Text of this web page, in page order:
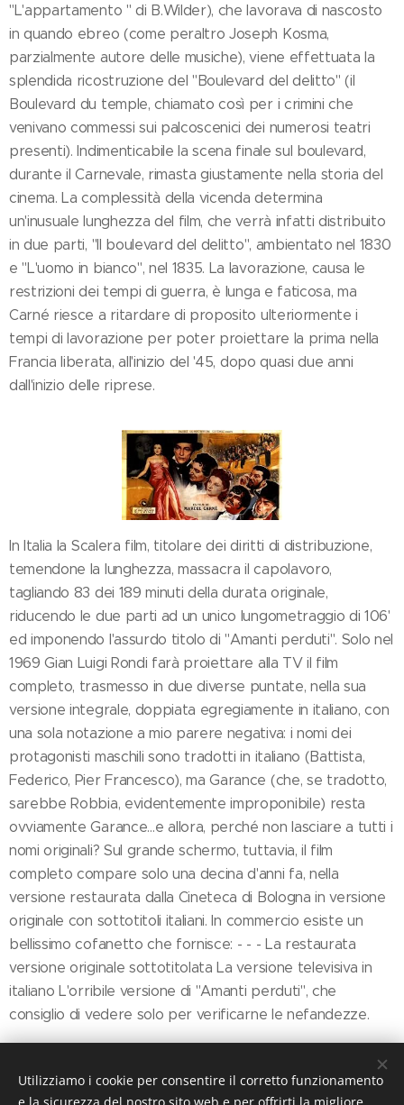
"L'appartamento " di B.Wilder), che lavorava di nascosto
in quando ebreo (come peraltro Joseph Kosma,
parzialmente autore delle musiche), viene effettuata la
splendida ricostruzione del "Boulevard del delitto" (il
Boulevard du temple, chiamato così per i crimini che
venivano commessi sui palcoscenici dei numerosi teatri
presenti). Indimenticabile la scena finale sul boulevard,
durante il Carnevale, rimasta giustamente nella storia del
cinema. La complessità della vicenda determina
un'inusuale lunghezza del film, che verrà infatti distribuito
in due parti, "Il boulevard del delitto", ambientato nel 1830
e "L'uomo in bianco", nel 1835. La lavorazione, causa le
restrizioni dei tempi di guerra, è lunga e faticosa, ma
Carné riesce a ritardare di proposito ulteriormente i
tempi di lavorazione per poter proiettare la prima nella
Francia liberata, all'inizio del '45, dopo quasi due anni
dall'inizio delle riprese.
In Italia la Scalera film, titolare dei diritti di distribuzione,
temendone la lunghezza, massacra il capolavoro,
tagliando 83 dei 189 minuti della durata originale,
riducendo le due parti ad un unico lungometraggio di 106'
ed imponendo l'assurdo titolo di "Amanti perduti". Solo nel
1969 Gian Luigi Rondi farà proiettare alla TV il film
completo, trasmesso in due diverse puntate, nella sua
versione integrale, doppiata egregiamente in italiano, con
una sola notazione a mio parere negativa: i nomi dei
protagonisti maschili sono tradotti in italiano (Battista,
Federico, Pier Francesco), ma Garance (che, se tradotto,
sarebbe Robbia, evidentemente improponibile) resta
ovviamente Garance…e allora, perché non lasciare a tutti i
nomi originali? Sul grande schermo, tuttavia, il film
completo compare solo una decina d'anni fa, nella
versione restaurata dalla Cineteca di Bologna in versione
originale con sottotitoli italiani. In commercio esiste un
bellissimo cofanetto che fornisce: - - - La restaurata
versione originale sottotitolata La versione televisiva in
italiano L'orribile versione di "Amanti perduti", che
consiglio di vedere solo per verificarne le nefandezze.
Share
Utilizziamo i cookie per consentire il corretto funzionamento